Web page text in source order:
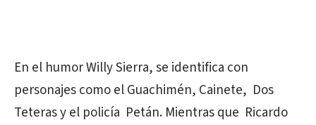
En el humor Willy Sierra, se identifica con
personajes como el Guachimén, Cainete, Dos
Teteras y el policía Petán. Mientras que Ricardo